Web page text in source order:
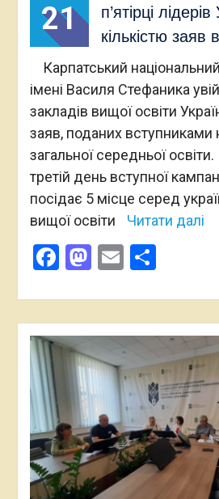
21
п’ятірці
кількістю заяв
Карпатський
імені Василя Стефаника
закладів вищої освіти
заяв, поданих вступниками
загальної середньої
третій день вступної
посідає 5 місце серед
вищої освіти
Читати далі
Facebook
Mastodon
Email